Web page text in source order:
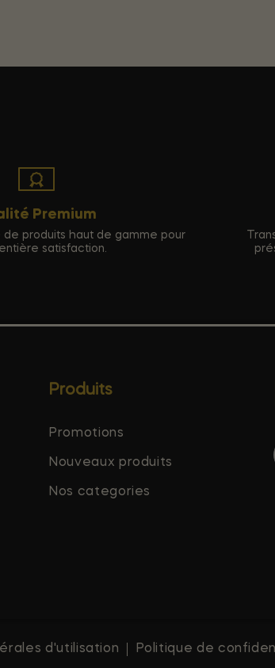
Premium
de produits haut de gamme pour
satisfaction.
Produits
Promotions
Nouveaux produits
Nos categories
d'utilisation Politique de